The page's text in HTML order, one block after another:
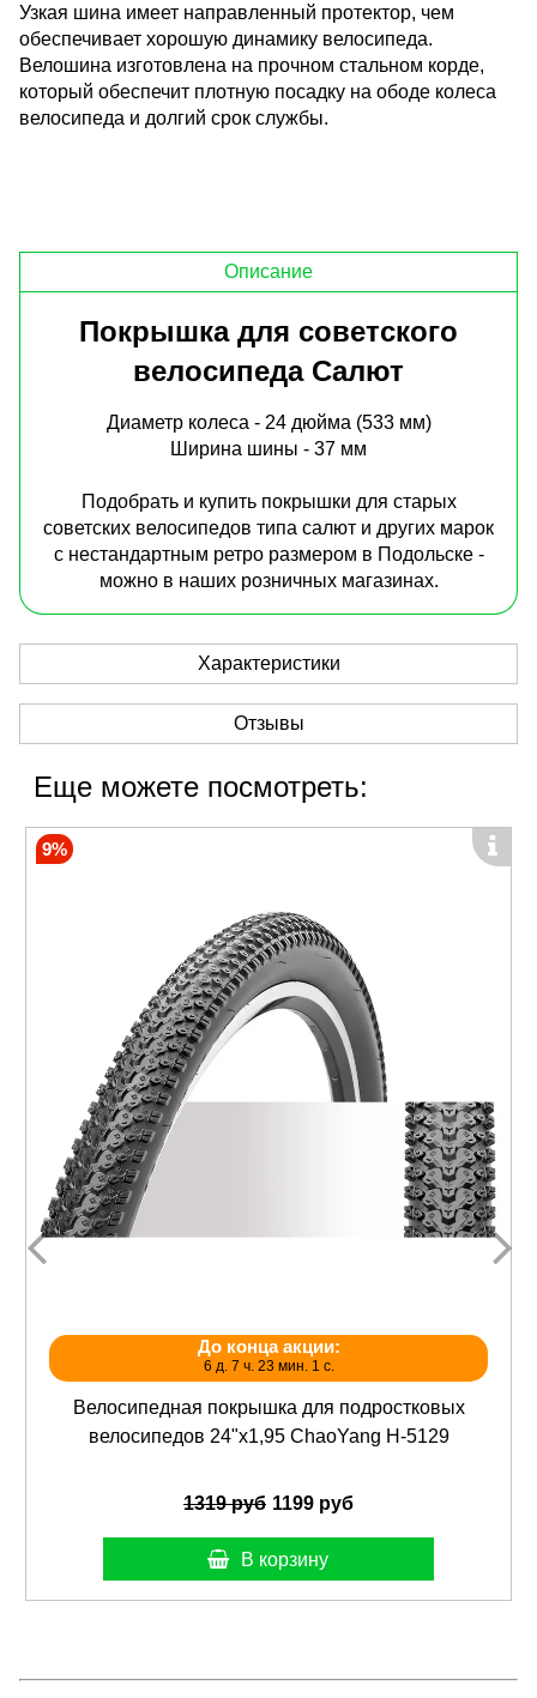
Узкая шина имеет направленный протектор, чем
обеспечивает хорошую динамику велосипеда.
Велошина изготовлена на прочном стальном корде,
который обеспечит плотную посадку на ободе колеса
велосипеда и долгий срок службы.
Описание
Покрышка для советского
велосипеда Салют
Диаметр колеса - 24 дюйма (533 мм)
Ширина шины - 37 мм
Подобрать и купить покрышки для старых
советских велосипедов типа салют и других марок
с нестандартным ретро размером в Подольске -
можно в наших розничных магазинах.
Характеристики
Отзывы
Еще можете посмотреть:
9%
До конца акции:
6 д. 7 ч. 23 мин. 1 с.
Велосипедная покрышка для подростковых
велосипедов 24"х1,95 ChaoYang Н-5129
1319 руб 1199 руб
В корзину